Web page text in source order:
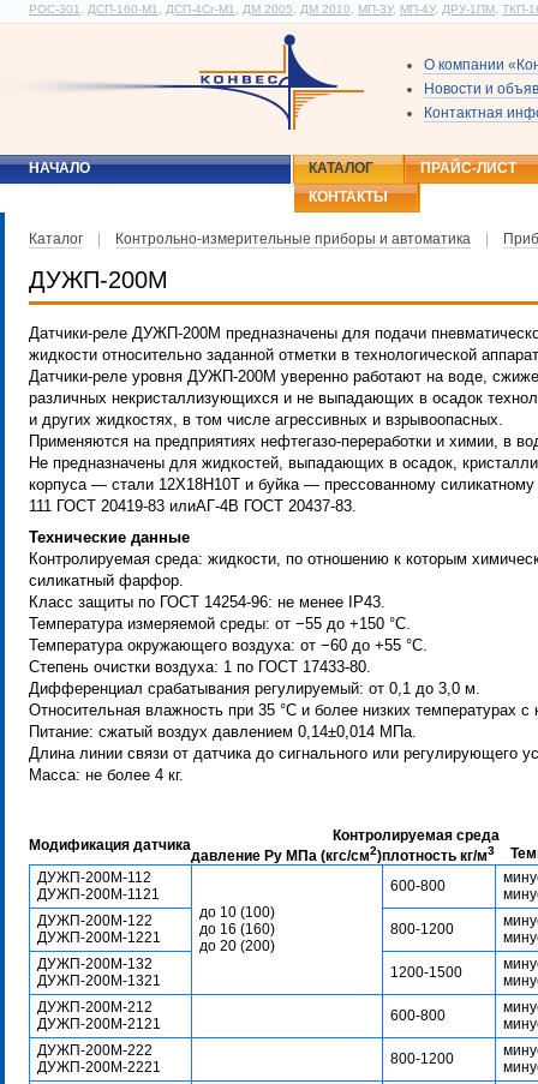
РОС-301 ДСП-160-М1 ДСП-4Сг-М1 ДМ 2005 ДМ 2010 МП-3У, МП-4У, ДРУ-1ПМ ТКП-
О компании
Новости и
Контактная
НАЧАЛО КАТАЛОГ
ПРАЙС-ЛИСТ
КОНТАКТЫ
Каталог Контрольно-измерительные приборы и автоматика
ДУЖП-200М
Датчики-реле ДУЖП-200М предназначены для подачи
жидкости относительно заданной отметки в технологической
Датчики-реле уровня ДУЖП-200М уверенно работают на воде,
различных некристаллизующихся и не выпадающих в осадок
и других жидкостях, в том числе агрессивных и взрывоопасных.
Применяются на предприятиях нефтегазо-переработки и химии, в
Не предназначены для жидкостей, выпадающих в осадок,
корпуса — стали 12Х18Н10Т и буйка — прессованному
111 ГОСТ 20419-83 илиАГ-4В ГОСТ 20437-83.
Технические данные
Контролируемая среда: жидкости, по отношению к которым
силикатный фарфор.
Класс защиты по ГОСТ 14254-96: не менее IP43.
Температура измеряемой среды: от −55 до +150 °С.
Температура окружающего воздуха: от −60 до +55 °С.
Степень очистки воздуха: 1 по ГОСТ 17433-80.
Дифференциал срабатывания регулируемый: от 0,1 до 3,0 м.
Относительная влажность при 35 °С и более низких температурах с
Питание: сжатый воздух давлением 0,14±0,014 МПа.
Длина линии связи от датчика до сигнального или регулирующего
Масса: не более 4 кг.
Модификация датчика
Контролируемая среда
давление Ру МПа (кгс/см2)плотность кг/м3
ДУЖП-200М-112
ДУЖП-200М-1121
до 10 (100)
до 16 (160)
до 20 (200)
600-800
ДУЖП-200М-122
ДУЖП-200М-1221
800-1200
ДУЖП-200М-132
ДУЖП-200М-1321
1200-1500
ДУЖП-200М-212
ДУЖП-200М-2121
600-800
ДУЖП-200М-222
ДУЖП-200М-2221
800-1200